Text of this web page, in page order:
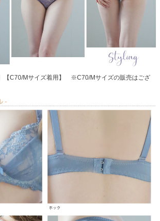
【C70/Mサイズ着用】 ※C70/Mサイズの販売はござ